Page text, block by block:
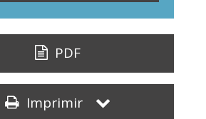
PDF
Imprimir